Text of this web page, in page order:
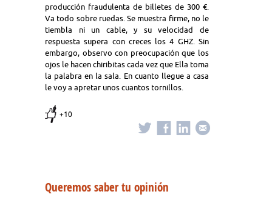
producción fraudulenta de billetes de 300 €.
Va todo sobre ruedas. Se muestra firme, no le
tiembla ni un cable, y su velocidad de
respuesta supera con creces los 4 GHZ. Sin
embargo, observo con preocupación que los
ojos le hacen chiribitas cada vez que Ella toma
la palabra en la sala. En cuanto llegue a casa
le voy a apretar unos cuantos tornillos.
+10
Queremos saber tu opinión